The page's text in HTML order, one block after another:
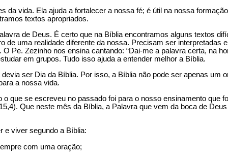
da vida. Ela ajuda a fortalecer a nossa fé; é útil na nossa
textos apropriados.
de Deus. É certo que na Bíblia encontramos alguns textos
de uma realidade diferente da nossa. Precisam ser interpretadas
Pe. Zezinho nos ensina cantando: “Dai-me a palavra certa, na
em grupos. Tudo isso ajuda a entender melhor a Bíblia.
ser Dia da Bíblia. Por isso, a Bíblia não pode ser apenas um
a nossa vida.
o que se escreveu no passado foi para o nosso ensinamento que
Que neste mês da Bíblia, a Palavra que vem da boca de
e viver segundo a Bíblia:
com uma oração;